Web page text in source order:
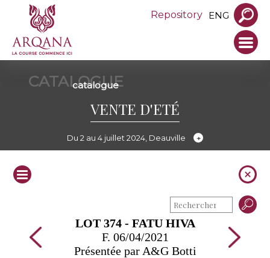
Repository ENG
CATALOGUE
catalogue
VENTE D'ETÉ
Du 2 au 4 juillet 2024, Deauville
LOT 374 - FATU HIVA
F. 06/04/2021
Présentée par A&G Botti